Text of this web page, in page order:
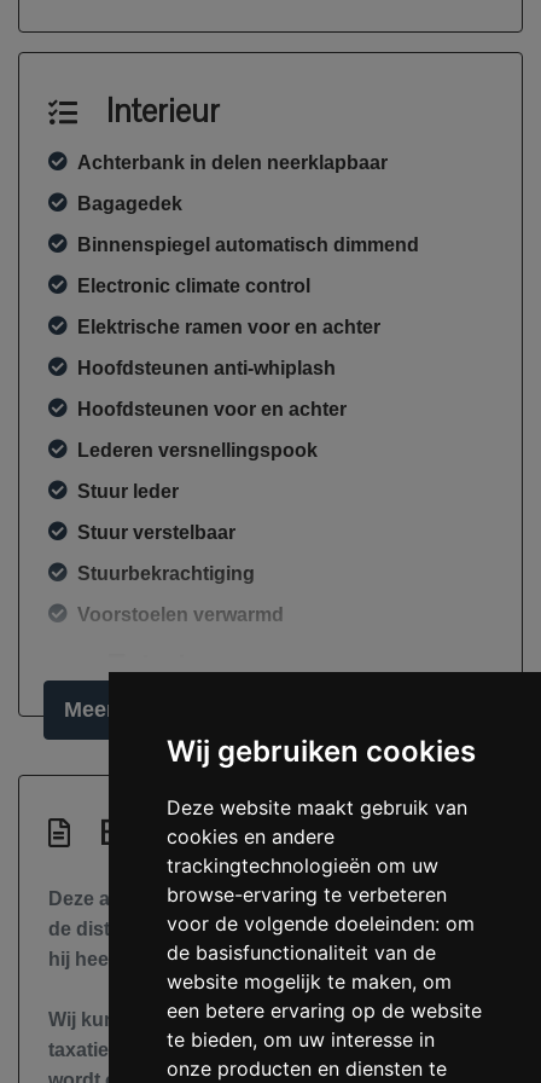
Wij gebruiken cookies
Deze website maakt gebruik van
cookies en andere
trackingtechnologieën om uw
browse-ervaring te verbeteren
voor de volgende doeleinden: om
de basisfunctionaliteit van de
website mogelijk te maken, om
een betere ervaring op de website
te bieden, om uw interesse in
onze producten en diensten te
Interieur
Achterbank in delen neerklapbaar
Bagagedek
Binnenspiegel automatisch dimmend
Electronic climate control
Elektrische ramen voor en achter
Hoofdsteunen anti-whiplash
Hoofdsteunen voor en achter
Lederen versnellingspook
Stuur leder
Stuur verstelbaar
Stuurbekrachtiging
Voorstoelen verwarmd
Exterieur
Buitenspiegels elektrisch inklapbaar
Buitenspiegels elektrisch verstel- en
Centrale vergrendeling met
afstandsbediening
Dakrails
Dimlichten automatisch
Koplampreiniging
Lichtmetalen velgen 16"
Mistlampen voor
Meer informatie
Beschrijving
Deze auto is aantoonbaar goed onderhouden,
de distributie riem is vervangen bij 160.000km en
hij heeft een geldige Apk t/m 06-02-2027.
Wij kunnen deze auto leveren met een WEV
taxatie rapport waardoor de bijtelling berekend